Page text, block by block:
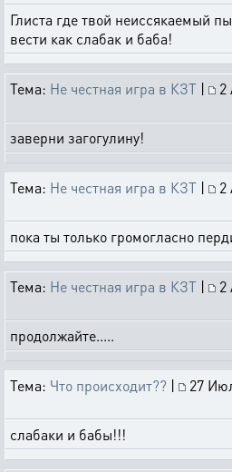
Глиста где твой неиссякаемый
вести как слабак и баба!
Тема: Не честная игра в КЗТ |
2
заверни загогулину!
Тема: Не честная игра в КЗТ |
2
пока ты только громогласно
Тема: Не честная игра в КЗТ |
2
продолжайте.....
Тема: Что происходит?? |
27
слабаки и бабы!!!